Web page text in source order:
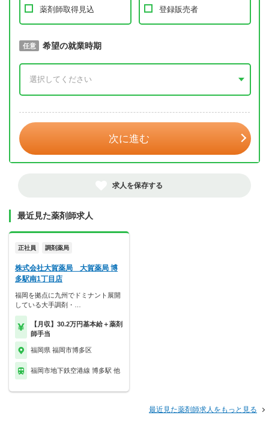
薬剤師取得見込 登録販売者
必須 取得予定年
任意 希望の就業時期
次に進む
求人を保存する
最近見た薬剤師求人
正社員 調剤薬局
株式会社大賀薬局 大賀薬局 博
多駅南1丁目店
福岡を拠点に九州でドミナント展開
している大手調剤・…
【月収】30.2万円基本給＋薬剤
師手当
福岡県 福岡市博多区
福岡市地下鉄空港線 博多駅 他
最近見た薬剤師求人をもっと見る